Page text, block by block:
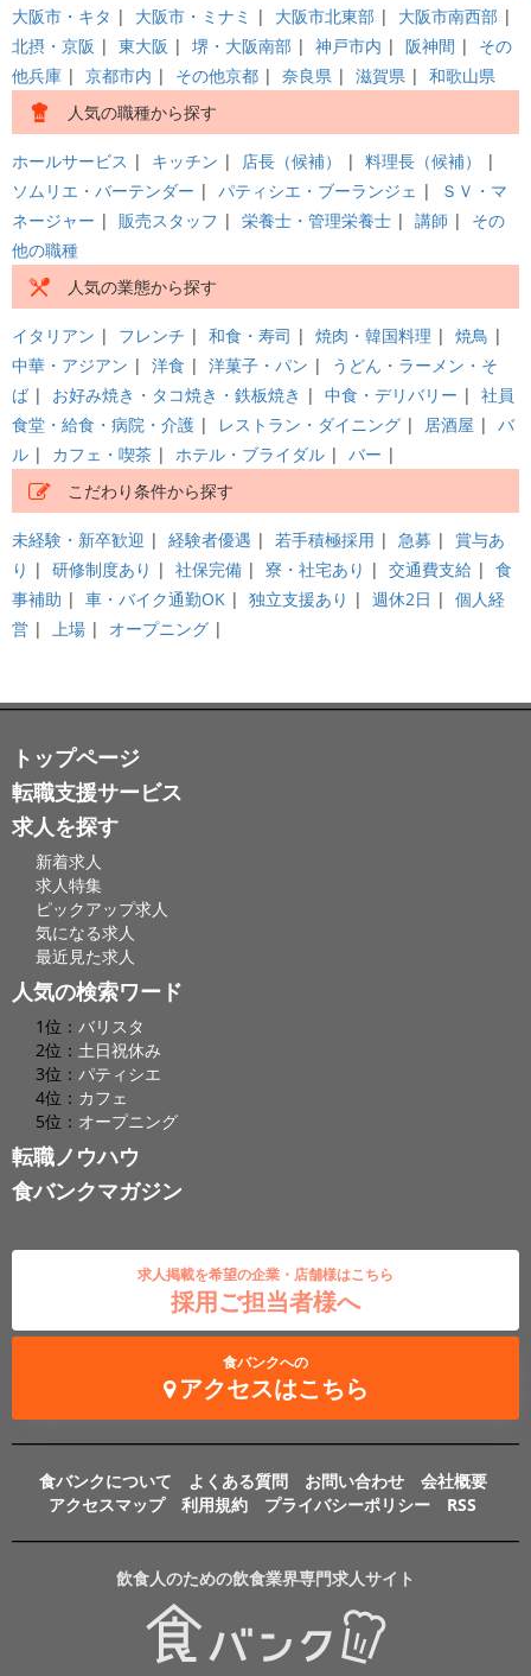
大阪市・キタ | 大阪市・ミナミ | 大阪市北東部 | 大阪市南西部 |
北摂・京阪 | 東大阪 | 堺・大阪南部 | 神戸市内 | 阪神間 | その
他兵庫 | 京都市内 | その他京都 | 奈良県 | 滋賀県 | 和歌山県
人気の職種から探す
ホールサービス | キッチン | 店長（候補） | 料理長（候補）
|
ソムリエ・バーテンダー | パティシエ・ブーランジェ |
ＳＶ・マ
ネージャー | 販売スタッフ | 栄養士・管理栄養士 | 講師 | その
他の職種
人気の業態から探す
イタリアン | フレンチ | 和食・寿司 | 焼肉・韓国料理 | 焼鳥 |
中華・アジアン | 洋食 | 洋菓子・パン |
うどん・ラーメン・そ
ば | お好み焼き・タコ焼き・鉄板焼き | 中食・デリバリー | 社員
食堂・給食・病院・介護 | レストラン・ダイニング | 居酒屋 | バ
ル | カフェ・喫茶 | ホテル・ブライダル | バー |
こだわり条件から探す
未経験・新卒歓迎 | 経験者優遇 | 若手積極採用 | 急募 | 賞与あ
り | 研修制度あり | 社保完備 | 寮・社宅あり | 交通費支給 | 食
事補助 | 車・バイク通勤OK | 独立支援あり | 週休2日 | 個人経
営 | 上場 | オープニング |
トップページ
転職支援サービス
求人を探す
新着求人
求人特集
ピックアップ求人
気になる求人
最近見た求人
人気の検索ワード
1位： バリスタ
2位： 土日祝休み
3位： パティシエ
4位： カフェ
5位： オープニング
転職ノウハウ
食バンクマガジン
求人掲載を希望の企業・店舗様はこちら
採用ご担当者様へ
食バンクへの
アクセスはこちら
食バンクについて よくある質問 お問い合わせ
会社概要
アクセスマップ
利用規約 プライバシーポリシー RSS
飲食人のための飲食業界専門求人サイト